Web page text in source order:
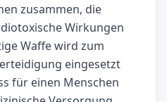
zusammen, die
Wirkungen
Waffe wird zum
eingesetzt
für einen Menschen